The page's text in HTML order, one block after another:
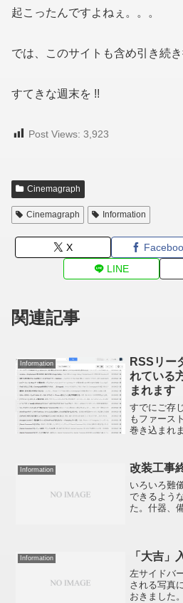
起こったんですよねぇ。。。
では、このサイトも含め引き続
すてきな週末を !!
Post Views: 3,923
Cinemagraph
Cinemagraph Information
X
LINE
関連記事
Information
RSSリー
れている
まれます
すでにご存
もファース
巻き込まれ
稿していく
ダーにも...
Information 改装工事
いろいろ難
できるよう
た。什器、
ここの売り
Information 「大吉」
左サイドバ
される写真
おきました